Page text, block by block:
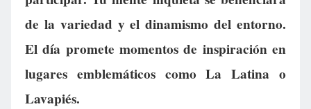
de la variedad y el dinamismo del entorno.
El día promete momentos de inspiración en
lugares emblemáticos como La Latina o
Lavapiés.